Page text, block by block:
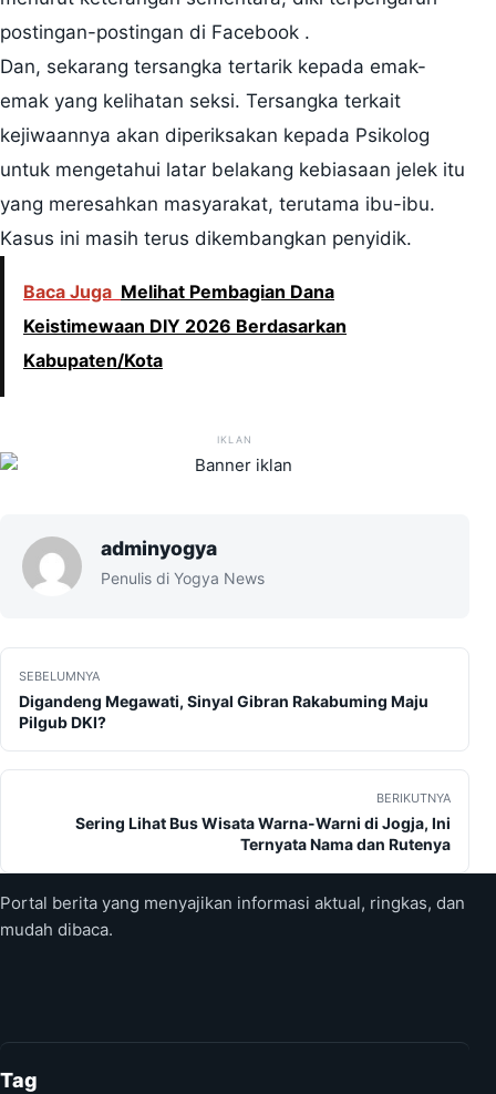
postingan-postingan di Facebook .
Dan, sekarang tersangka tertarik kepada emak-
emak yang kelihatan seksi. Tersangka terkait
kejiwaannya akan diperiksakan kepada Psikolog
untuk mengetahui latar belakang kebiasaan jelek itu
yang meresahkan masyarakat, terutama ibu-ibu.
Kasus ini masih terus dikembangkan penyidik.
Baca Juga Melihat Pembagian Dana
Keistimewaan DIY 2026 Berdasarkan
Kabupaten/Kota
IKLAN
adminyogya
Penulis di Yogya News
Navigasi pos
SEBELUMNYA
Digandeng Megawati, Sinyal Gibran Rakabuming Maju
Pilgub DKI?
BERIKUTNYA
Sering Lihat Bus Wisata Warna-Warni di Jogja, Ini
Ternyata Nama dan Rutenya
Portal berita yang menyajikan informasi aktual, ringkas, dan
mudah dibaca.
Tag